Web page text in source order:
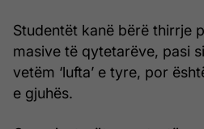
Studentët kanë bërë thirrje
masive të qytetarëve, pasi
vetëm ‘lufta’ e tyre, por
e gjuhës.